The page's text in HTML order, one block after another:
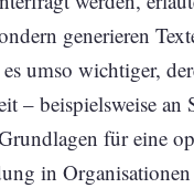
generieren
umso wichtiger,
– beispielsweise
für eine
in